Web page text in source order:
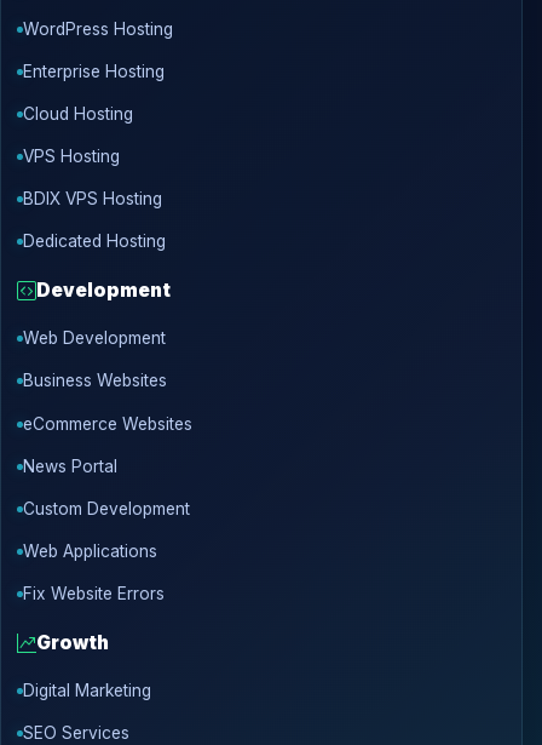
WordPress Hosting
Enterprise Hosting
Cloud Hosting
VPS Hosting
BDIX VPS Hosting
Dedicated Hosting
Development
Web Development
Business Websites
eCommerce Websites
News Portal
Custom Development
Web Applications
Fix Website Errors
Growth
Digital Marketing
SEO Services